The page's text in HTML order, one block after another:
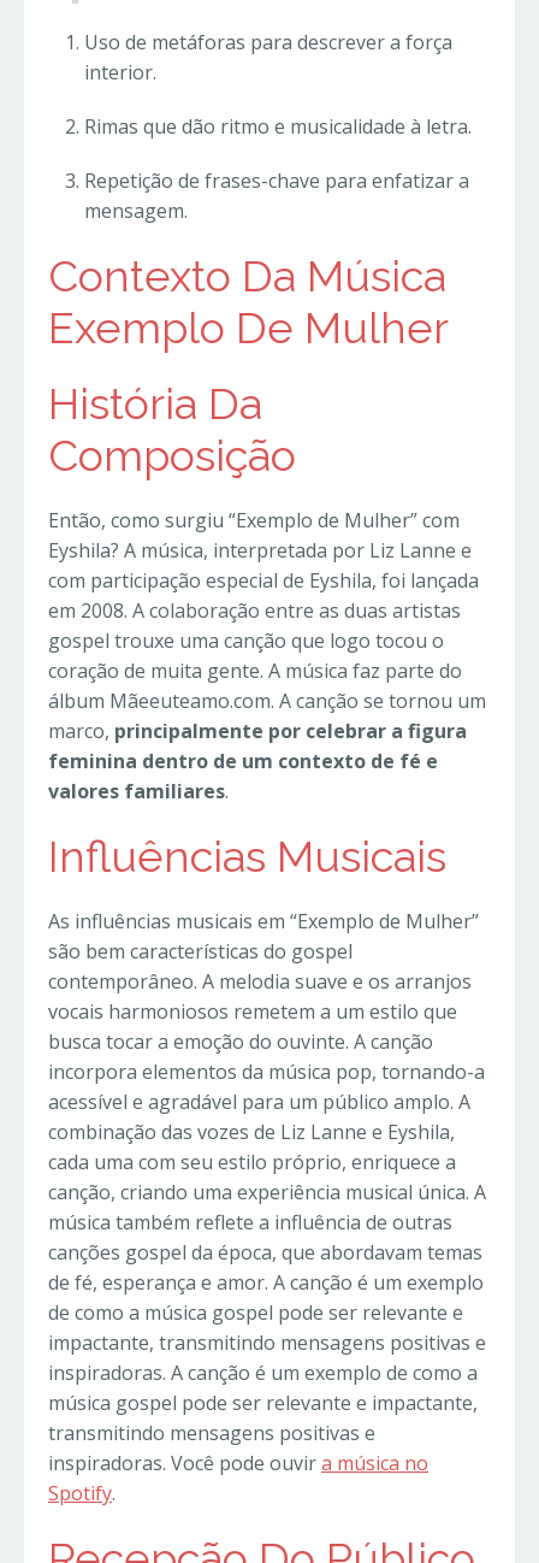
Uso de metáforas para descrever a força
interior.
Rimas que dão ritmo e musicalidade à letra.
Repetição de frases-chave para enfatizar a
mensagem.
Contexto Da Música
Exemplo De Mulher
História Da
Composição
Então, como surgiu “Exemplo de Mulher” com
Eyshila? A música, interpretada por Liz Lanne e
com participação especial de Eyshila, foi lançada
em 2008. A colaboração entre as duas artistas
gospel trouxe uma canção que logo tocou o
coração de muita gente. A música faz parte do
álbum Mãeeuteamo.com. A canção se tornou um
marco, principalmente por celebrar a figura
feminina dentro de um contexto de fé e
valores familiares.
Influências Musicais
As influências musicais em “Exemplo de Mulher”
são bem características do gospel
contemporâneo. A melodia suave e os arranjos
vocais harmoniosos remetem a um estilo que
busca tocar a emoção do ouvinte. A canção
incorpora elementos da música pop, tornando-a
acessível e agradável para um público amplo. A
combinação das vozes de Liz Lanne e Eyshila,
cada uma com seu estilo próprio, enriquece a
canção, criando uma experiência musical única. A
música também reflete a influência de outras
canções gospel da época, que abordavam temas
de fé, esperança e amor. A canção é um exemplo
de como a música gospel pode ser relevante e
impactante, transmitindo mensagens positivas e
inspiradoras. A canção é um exemplo de como a
música gospel pode ser relevante e impactante,
transmitindo mensagens positivas e
inspiradoras. Você pode ouvira música no
Spotify.